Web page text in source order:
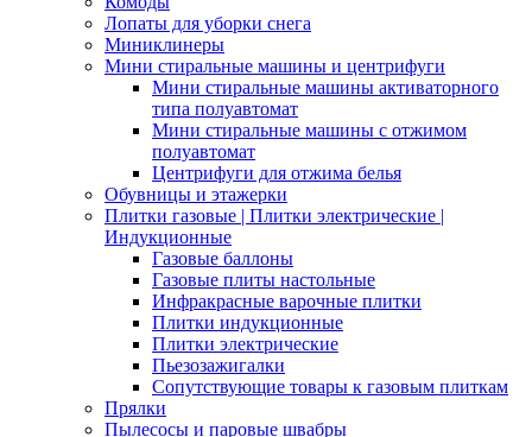
Лопаты для уборки снега
Миниклинеры
Мини стиральные машины и центрифуги
Мини стиральные машины активаторного
типа полуавтомат
Мини стиральные машины с отжимом
полуавтомат
Центрифуги для отжима белья
Обувницы и этажерки
Плитки газовые | Плитки электрические |
Индукционные
Газовые баллоны
Газовые плиты настольные
Инфракрасные варочные плитки
Плитки индукционные
Плитки электрические
Пьезозажигалки
Сопутствующие товары к газовым плиткам
Прялки
Пылесосы и паровые швабры